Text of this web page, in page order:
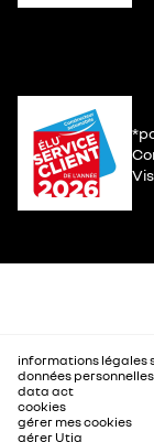
informations légales
données personnelles
data act
cookies
gérer mes cookies
gérer Utiq